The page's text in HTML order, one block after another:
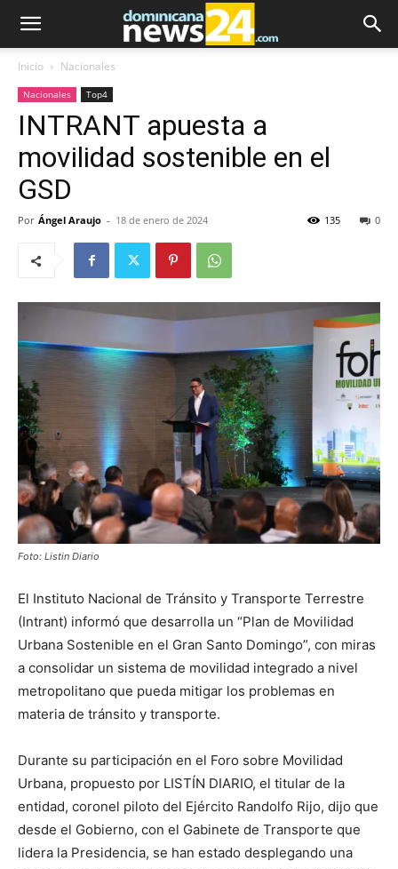
Inicio Nacionales
Nacionales Top4
INTRANT apuesta a
movilidad sostenible en el
GSD
Por Ángel Araujo - 18 de enero de 2024 0
135
Foto: Listin Diario
El Instituto Nacional de Tránsito y Transporte Terrestre
(Intrant) informó que desarrolla un “Plan de Movilidad
Urbana Sostenible en el Gran Santo Domingo”, con miras
a consolidar un sistema de movilidad integrado a nivel
metropolitano que pueda mitigar los problemas en
materia de tránsito y transporte.
Durante su participación en el Foro sobre Movilidad
Urbana, propuesto por LISTÍN DIARIO, el titular de la
entidad, coronel piloto del Ejército Randolfo Rijo, dijo que
desde el Gobierno, con el Gabinete de Transporte que
lidera la Presidencia, se han estado desplegando una